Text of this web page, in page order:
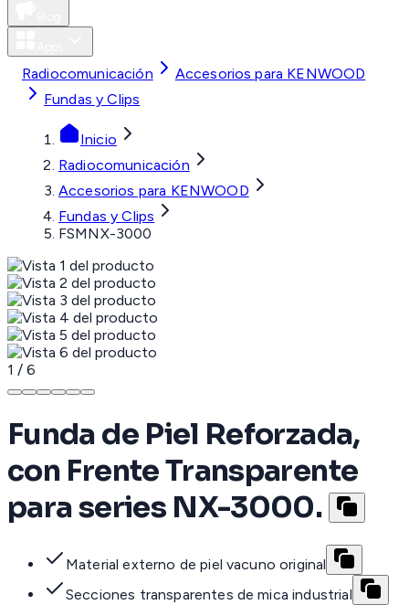
Radiocomunicación
Accesorios para KENWOOD
Fundas y Clips
Inicio
Radiocomunicación
Accesorios para KENWOOD
Fundas y Clips
FSMNX-3000
1 / 6
Funda de Piel Reforzada,
con Frente Transparente
para series NX-3000.
Material externo de piel vacuno original
Secciones transparentes de mica industrial